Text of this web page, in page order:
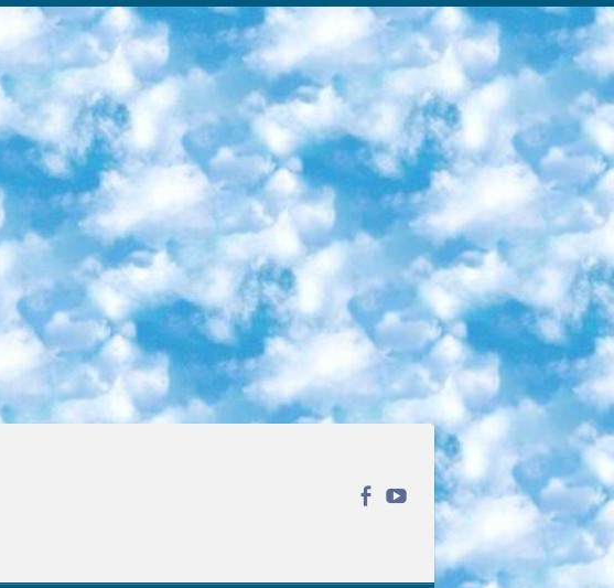
умения площадка отображает подборку ссылок на учебные материалы. Хотя «Смартия» ориентируется на русскоязычную аудиторию, часть контента всё же доступна только на английском. 3. «Лекторий Физтеха» Проект Московского физико-технического института (Физтеха). С его помощью вы можете смотреть онлайн серии лекций, записанные на видео в этом вузе. В числе доступных предметов — физика, биология, химия, информационные технологии и другие. К некоторым лекциям администрация ресурса прилагает готовые конспекты, которые можно скачивать в PDF-формате. 4. ITMOcourses Онлайн-площадка Санкт-Петербургского национального исследовательского университета информационных технологий, механики и оптики (ИТМО). Ресурс предоставляет свободный доступ к курсам, разработанным в этом вузе. Каталог материалов разбит на четыре категории: «Оптические системы и технологии», «Приборостроение и робототехника», «Информационные технологии» и «Биотехнологии». Курсы состоят из видеолекций, интерактивных демонстраций и заданий. 5. «КиберЛенинка» Электронная научная библиотека открытого доступа. Каталог площадки регулярно обрастает текстами статей из различных научных изданий. Сгруппированные по журналам и рубрикам публикации можно читать онлайн или скачивать целиком в PDF-формате. Проект нацелен на популяризацию науки за счёт открытого доступа к качественной информации. 6. «ПостНаука» На этом ресурсе публикуют подборки видеолекций, составленные экспертами из разных отраслей и объединённые общими темами. Среди них, к примеру, есть серии «Биоинформатика и геномика», «Культура средневековой Скандинавии» и Cinema Studies о теории кино. Каждая подборка лекций — логически связанная история, рассказанная экспертом от первого лица. Кроме того, на сайте появляются научно-образовательные статьи и тесты на разные темы. 7. «Newочём» Команда проекта «Newочём» отбирает самые интересные тексты из англоязычных СМИ и переводит те из них, за которые голосуют участники сообщества «ВКонтакте». По большей части это научно-популярные статьи. Редакторы придумывают лишь заголовки, в остальном содержание переводов соответствует оригиналам. Полные тексты можно читать прямо в социальной сети. 8. InternetUrok Онлайн-база материалов по основным дисциплинам школьной программы. Информация на сайте структурирована по классам, предметам и темам (урокам). Каждый урок состоит из видеолекций и конспектов. Есть также интерактивные тренажёры и тесты для закрепления пройденного материала. Даже если вы давно окончили школу, возможность повторить программу старших классов всегда может пригодиться. 9. Edutainme Ещё один ресурс об образовании. В отличие от Newtonew, как мне кажется, Edutainme больше ориентируется на представителей индустрии: педагогов, предпринимателей, разработчиков образовательных проектов. Но и любой, кто просто стремится к саморазвитию, найдёт на сайте много полезного и интересного для себя. Например, информацию о новых курсах и образовательных сервисах. 10. Newtonew Онлайн-медиа об образовании и обучении в широком смысле. Авторы Newtonew пишут об инструментах, заведениях, тактиках и стратегиях, которые помогают учить других и получать новые знания самостоятельно. На этой площадке вы найдёте новости, обзоры, аналитические мат